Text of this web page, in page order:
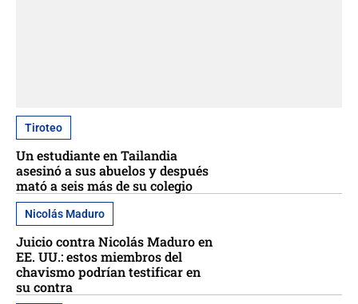
Tiroteo
Un estudiante en Tailandia
asesinó a sus abuelos y después
mató a seis más de su colegio
Nicolás Maduro
Juicio contra Nicolás Maduro en
EE. UU.: estos miembros del
chavismo podrían testificar en
su contra